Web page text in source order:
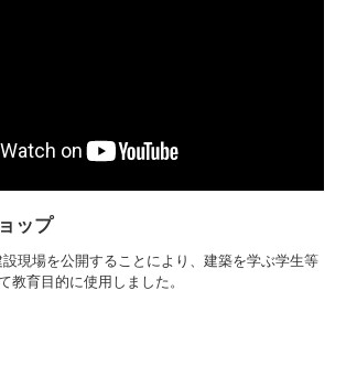
ップ
現場を公開することにより、建築を学ぶ学生等
教育目的に使用しました。